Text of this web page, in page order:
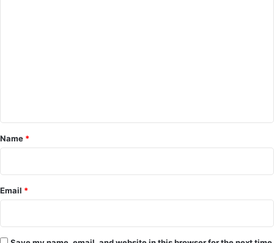
*
Name *
Email *